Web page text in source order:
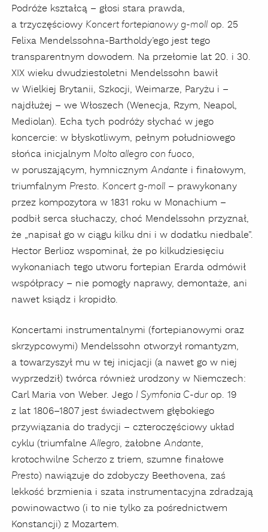
Podróże kształcą – głosi stara prawda,
a trzyczęściowy Koncert fortepianowy g-moll op. 25
Felixa Mendelssohna-Bartholdy’ego jest tego
transparentnym dowodem. Na przełomie lat 20. i 30.
XIX wieku dwudziestoletni Mendelssohn bawił
w Wielkiej Brytanii, Szkocji, Weimarze, Paryżu i –
najdłużej – we Włoszech (Wenecja, Rzym, Neapol,
Mediolan). Echa tych podróży słychać w jego
koncercie: w błyskotliwym, pełnym południowego
słońca inicjalnym Molto allegro con fuoco,
w poruszającym, hymnicznym Andante i finałowym,
triumfalnym Presto. Koncert g-moll – prawykonany
przez kompozytora w 1831 roku w Monachium –
podbił serca słuchaczy, choć Mendelssohn przyznał,
że „napisał go w ciągu kilku dni i w dodatku niedbale”.
Hector Berlioz wspominał, że po kilkudziesięciu
wykonaniach tego utworu fortepian Erarda odmówił
współpracy – nie pomogły naprawy, demontaże, ani
nawet ksiądz i kropidło.
Koncertami instrumentalnymi (fortepianowymi oraz
skrzypcowymi) Mendelssohn otworzył romantyzm,
a towarzyszył mu w tej inicjacji (a nawet go w niej
wyprzedził) twórca również urodzony w Niemczech:
Carl Maria von Weber. Jego I Symfonia C-durop. 19
z lat 1806–1807 jest świadectwem głębokiego
przywiązania do tradycji – czteroczęściowy układ
cyklu (triumfalne Allegro, żałobne Andante,
krotochwilne Scherzo z triem, szumne finałowe
Presto) nawiązuje do zdobyczy Beethovena, zaś
lekkość brzmienia i szata instrumentacyjna zdradzają
powinowactwo (i to nie tylko za pośrednictwem
Konstancji) z Mozartem.